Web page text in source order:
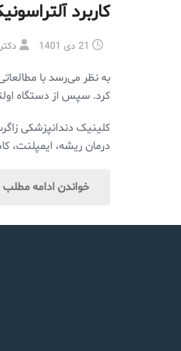
کاربرد
21 دی 1401
به نظر می‌رسد با
کرد. سپس از دستگاه
کلینیک دندانپزشکی
درمان ریشه، ایمپلنت،
خواندن ادامه مطلب